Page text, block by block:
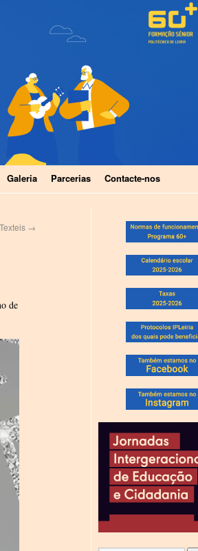
Galeria Parcerias Contacte-nos
→
de